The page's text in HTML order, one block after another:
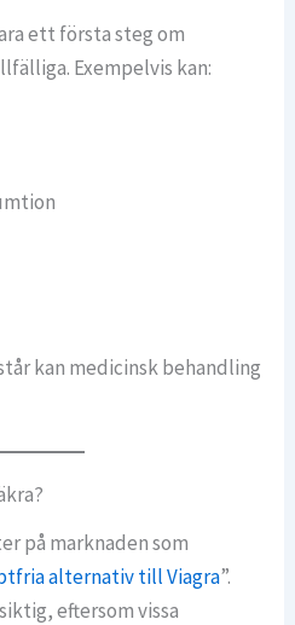
ett första steg om
Exempelvis kan:
kan medicinsk behandling
på marknaden som
alternativ till Viagra”.
eftersom vissa